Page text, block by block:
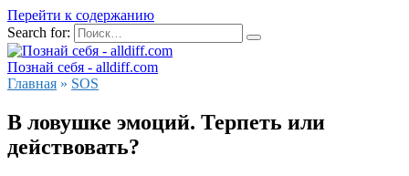
Перейти к содержанию
Search for:
Познай себя - alldiff.com
Главная » SOS
В ловушке эмоций. Терпеть или
действовать?